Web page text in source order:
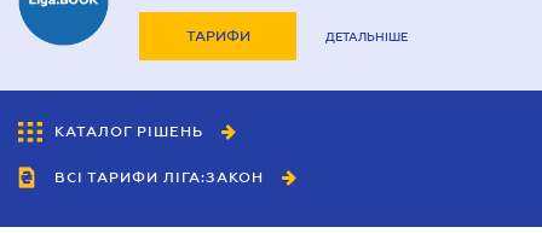
ТАРИФИ ДЕТАЛЬНІШЕ
КАТАЛОГ РІШЕНЬ
ВСІ ТАРИФИ ЛІГА:ЗАКОН